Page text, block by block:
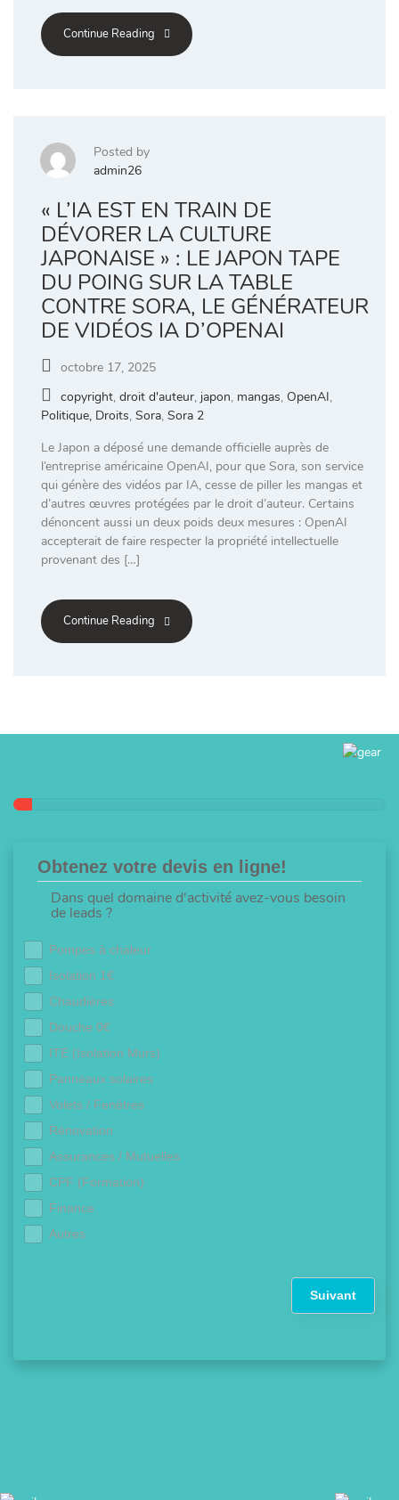
Continue Reading
Posted by
admin26
« L’IA EST EN TRAIN DE
DÉVORER LA CULTURE
JAPONAISE » : LE JAPON TAPE
DU POING SUR LA TABLE
CONTRE SORA, LE GÉNÉRATEUR
DE VIDÉOS IA D’OPENAI
octobre 17, 2025
copyright, droit d'auteur, japon, mangas, OpenAI,
Politique, Droits, Sora, Sora 2
Le Japon a déposé une demande officielle auprès de
l’entreprise américaine OpenAI, pour que Sora, son service
qui génère des vidéos par IA, cesse de piller les mangas et
d’autres œuvres protégées par le droit d’auteur. Certains
dénoncent aussi un deux poids deux mesures : OpenAI
accepterait de faire respecter la propriété intellectuelle
provenant des […]
Continue Reading
Obtenez votre devis en ligne!
Dans quel domaine d'activité avez-vous besoin
de leads ?
Pompes à chaleur
Isolation 1€
Chaudières
Douche 0€
ITE (Isolation Murs)
Panneaux solaires
Volets / Fenêtres
Rénovation
Assurances / Mutuelles
CPF (Formation)
Finance
Autres
Suivant